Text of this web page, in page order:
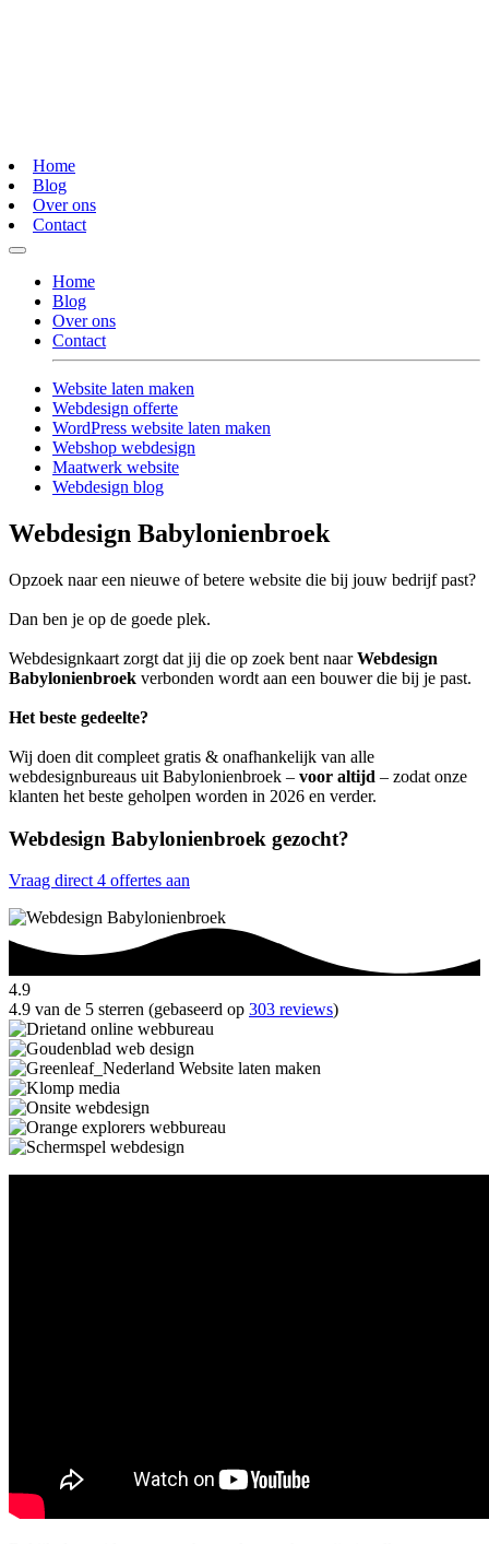
Home
Blog
Over ons
Contact
Home
Blog
Over ons
Contact
Website laten maken
Webdesign offerte
WordPress website laten maken
Webshop webdesign
Maatwerk website
Webdesign blog
Webdesign Babylonienbroek
Opzoek naar een nieuwe of betere website die bij jouw bedrijf past?
Dan ben je op de goede plek.
Webdesignkaart zorgt dat jij die op zoek bent naarWebdesign
Babylonienbroek verbonden wordt aan een bouwer die bij je past.
Het beste gedeelte?
Wij doen dit compleet gratis & onafhankelijk van alle
webdesignbureaus uit Babylonienbroek – voor altijd – zodat onze
klanten het beste geholpen worden in 2026 en verder.
Webdesign Babylonienbroek gezocht?
Vraag direct 4 offertes aan
4.9
4.9 van de 5 sterren (gebaseerd op 303 reviews)